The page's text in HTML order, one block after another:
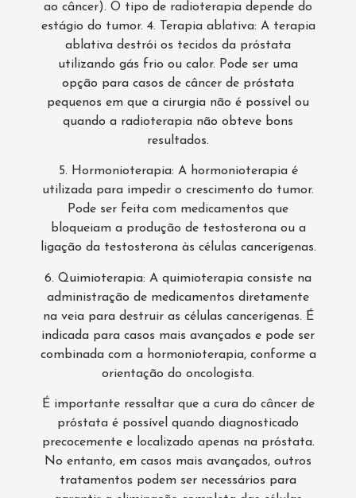
ao câncer). O tipo de radioterapia depende do
estágio do tumor. 4. Terapia ablativa: A terapia
ablativa destrói os tecidos da próstata
utilizando gás frio ou calor. Pode ser uma
opção para casos de câncer de próstata
pequenos em que a cirurgia não é possível ou
quando a radioterapia não obteve bons
resultados.
5. Hormonioterapia: A hormonioterapia é
utilizada para impedir o crescimento do tumor.
Pode ser feita com medicamentos que
bloqueiam a produção de testosterona ou a
ligação da testosterona às células cancerígenas.
6. Quimioterapia: A quimioterapia consiste na
administração de medicamentos diretamente
na veia para destruir as células cancerígenas. É
indicada para casos mais avançados e pode ser
combinada com a hormonioterapia, conforme a
orientação do oncologista.
É importante ressaltar que a cura do câncer de
próstata é possível quando diagnosticado
precocemente e localizado apenas na próstata.
No entanto, em casos mais avançados, outros
tratamentos podem ser necessários para